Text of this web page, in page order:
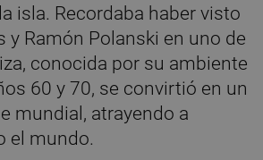
isla. Recordaba haber visto
y Ramón Polanski en uno de
conocida por su ambiente
60 y 70, se convirtió en un
mundial, atrayendo a
el mundo.